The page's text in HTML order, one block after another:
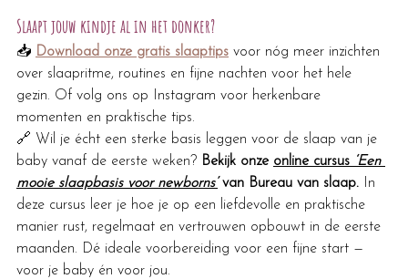
Slaapt jouw kindje al in het donker?
📥 Download onze gratis slaaptips voor nóg meer inzichten
over slaapritme, routines en fijne nachten voor het hele
gezin. Of volg ons op Instagram voor herkenbare
momenten en praktische tips.
🔗 Wil je écht een sterke basis leggen voor de slaap van je
baby vanaf de eerste weken? Bekijk onze online cursus ‘Een
mooie slaapbasis voor newborns’ van Bureau van slaap.
In
deze cursus leer je hoe je op een liefdevolle en praktische
manier rust, regelmaat en vertrouwen opbouwt in de eerste
maanden. Dé ideale voorbereiding voor een fijne start —
voor je baby én voor jou.